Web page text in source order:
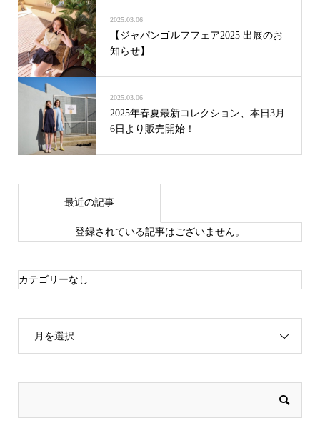
2025.03.06
【ジャパンゴルフフェア2025 出展のお
知らせ】
2025.03.06
2025年春夏最新コレクション、本日3月
6日より販売開始！
最近の記事
登録されている記事はございません。
カテゴリーなし
月を選択